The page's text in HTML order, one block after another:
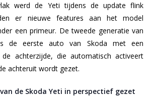
werd de Yeti tijdens de update flink
er nieuwe features aan het model
een primeur. De tweede generatie van
de eerste auto van Skoda met een
de achterzijde, die automatisch activeert
achteruit wordt gezet.
de Skoda Yeti in perspectief gezet